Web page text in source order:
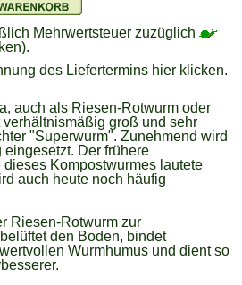
Mehrwertsteuer zuzüglich
des Liefertermins hier klicken.
auch als Riesen-Rotwurm oder
groß und sehr
"Superwurm". Zunehmend wird
Der frühere
Kompostwurmes lautete
auch heute noch häufig
Riesen-Rotwurm zur
den Boden, bindet
Wurmhumus und dient so